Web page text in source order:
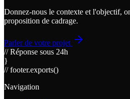
Donnez-nous le contexte et l'objectif,
proposition de cadrage.
Parler de votre projet
// Réponse sous 24h
}
// footer.exports()
Navigation